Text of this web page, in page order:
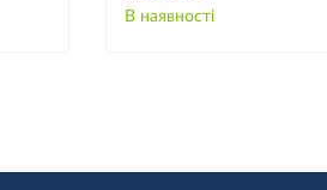
В наявності